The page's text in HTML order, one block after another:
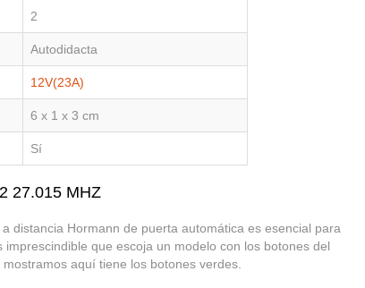
2
Autodidacta
12V(23A)
6 x 1 x 3 cm
Sí
27.015 MHZ
distancia Hormann de puerta automática es esencial para
que escoja un modelo con los botones del
aquí tiene los botones verdes.